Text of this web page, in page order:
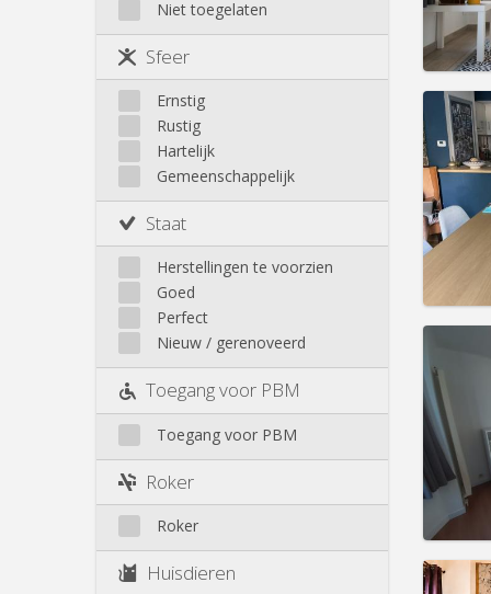
Sint-Lambrechts-Woluwe
Sint-Pieters-Woluwe
Ganshoren
Haren
Jette
Koekelberg
Laken
Molenbeek
Neder-Over-Heembeek
Omgeving
Schaarbeek
Sint-Gillis
Sint-Joost
Ukkel
Niet toegelaten
Sfeer
Ernstig
Rustig
Hartelijk
Gemeenschappelijk
Staat
Herstellingen te voorzien
Goed
Perfect
Nieuw / gerenoveerd
Toegang voor PBM
Toegang voor PBM
Roker
Roker
Huisdieren
Huur:
Duur:
Huur:
Duur: